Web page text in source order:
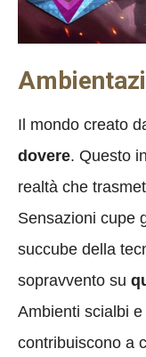
Il mondo creato
dovere. Questo
realtà che
Sensazioni cupe
succube della
sopravvento su
Ambienti scialbi
contribuiscono a